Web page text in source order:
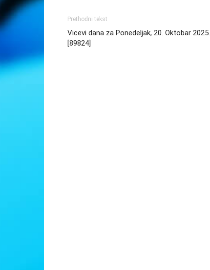
Prethodni tekst
Vicevi dana za Ponedeljak, 20. Oktobar 2025.
[89824]